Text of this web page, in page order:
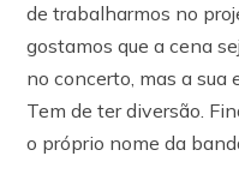
de trabalharmos no
gostamos que a cena
no concerto, mas a sua
Tem de ter diversão.
o próprio nome da